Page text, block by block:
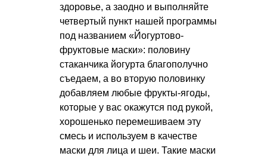
здоровье, а заодно и выполняйте
четвертый пункт нашей программы
под названием «Йогуртово-
фруктовые маски»: половину
стаканчика йогурта благополучно
съедаем, а во вторую половинку
добавляем любые фрукты-ягоды,
которые у вас окажутся под рукой,
хорошенько перемешиваем эту
смесь и используем в качестве
маски для лица и шеи. Такие маски